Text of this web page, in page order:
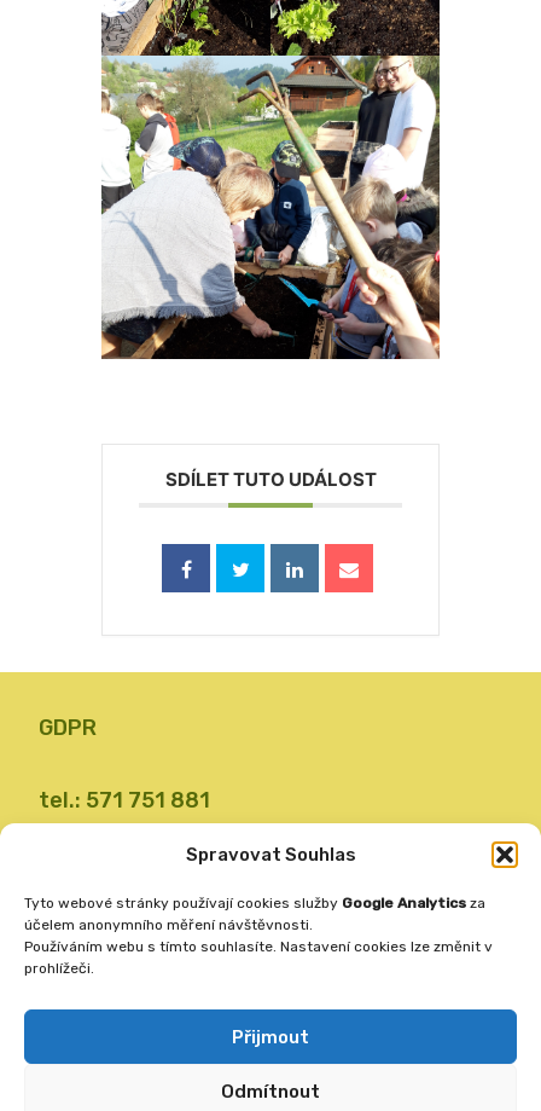
Spravovat Souhlas
Tyto webové stránky používají cookies služby Google Analytics za
účelem anonymního měření návštěvnosti.
Používáním webu s tímto souhlasíte. Nastavení cookies lze změnit v
prohlížeči.
Přijmout
Odmítnout
SDÍLET TUTO UDÁLOST
GDPR
tel.: 571 751 881
IČO: 48773689
ID datové schránky: 24dabpx
Základní škola
Valašská Bystřice 360